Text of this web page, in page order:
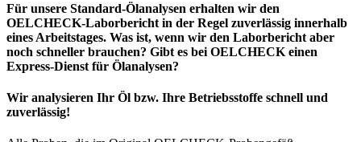
Für unsere Standard-Ölanalysen erhalten wir den
OELCHECK-Laborbericht in der Regel zuverlässig innerhalb
eines Arbeitstages. Was ist, wenn wir den Laborbericht aber
noch schneller brauchen? Gibt es bei OELCHECK einen
Express-Dienst für Ölanalysen?
Wir analysieren Ihr Öl bzw. Ihre Betriebsstoffe schnell und
zuverlässig!